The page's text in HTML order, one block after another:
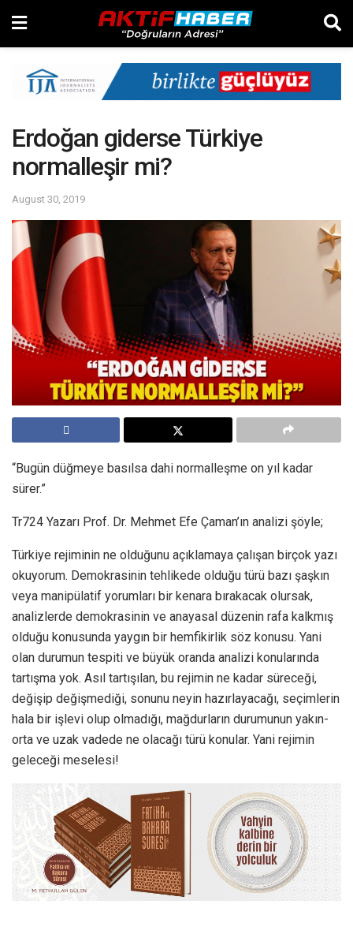
Erdoğan giderse Türkiye
normalleşir mi?
August 30, 2019
“Bugün düğmeye basılsa dahi normalleşme on yıl kadar
sürer.”
Tr724 Yazarı Prof. Dr. Mehmet Efe Çaman’ın analizi şöyle;
Türkiye rejiminin ne olduğunu açıklamaya çalışan birçok yazı
okuyorum. Demokrasinin tehlikede olduğu türü bazı şaşkın
veya manipülatif yorumları bir kenara bırakacak olursak,
analizlerde demokrasinin ve anayasal düzenin rafa kalkmış
olduğu konusunda yaygın bir hemfikirlik söz konusu. Yani
olan durumun tespiti ve büyük oranda analizi konularında
tartışma yok. Asıl tartışılan, bu rejimin ne kadar süreceği,
değişip değişmediği, sonunu neyin hazırlayacağı, seçimlerin
hala bir işlevi olup olmadığı, mağdurların durumunun yakın-
orta ve uzak vadede ne olacağı türü konular. Yani rejimin
geleceği meselesi!